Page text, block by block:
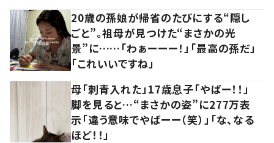
20歳の孫娘が帰省のたびにする“隠し
ごと”。祖母が見つけた“まさかの光
景”に……「わぁーーー！」「最高の孫だ」
「これいいですね」
母「刺青入れた」17歳息子「やばー！！」
脚を見ると…“まさかの姿”に277万表
示「違う意味でやばーー（笑）」「な、なる
ほど！！」